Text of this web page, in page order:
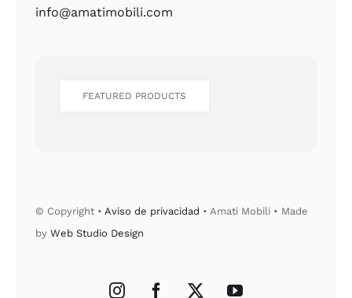
info@amatimobili.com
FEATURED PRODUCTS
© Copyright • Aviso de privacidad • Amati Mobili • Made
byWeb Studio Design